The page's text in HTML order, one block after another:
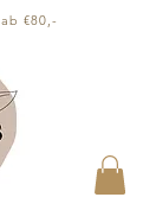
€80,-